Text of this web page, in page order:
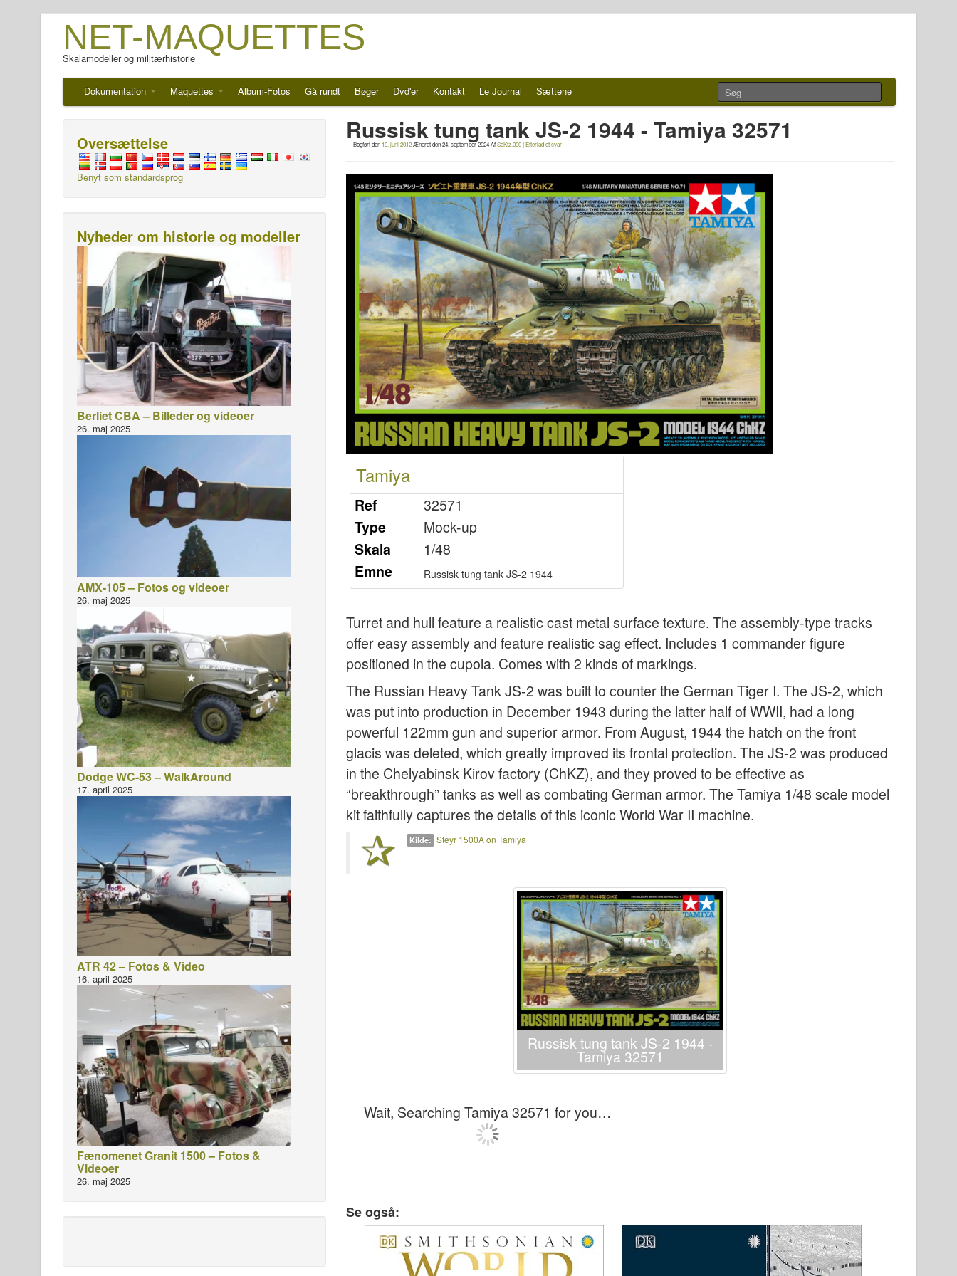
NET-MAQUETTES
Skalamodeller og militærhistorie
Dokumentation Maquettes Album-Fotos Gå rundt Bøger Dvd'er Kontakt Le Journal Sættene
Russisk tung tank JS-2 1944 - Tamiya 32571
Bogført den 10. juni 2012Ændret den24. september 2024AfSdKfz.000|Efterlad et svar
Tamiya
Ref
32571
Type
Mock-up
Skala
1/48
Emne
Russisk tung tank JS-2 1944
Turret and hull feature a realistic cast metal surface texture. The assembly-type tracks
offer easy assembly and feature realistic sag effect. Includes 1 commander figure
positioned in the cupola. Comes with 2 kinds of markings.
The Russian Heavy Tank JS-2 was built to counter the German Tiger I. The JS-2, which
was put into production in December 1943 during the latter half of WWII, had a long
powerful 122mm gun and superior armor. From August, 1944 the hatch on the front
glacis was deleted, which greatly improved its frontal protection. The JS-2 was produced
in the Chelyabinsk Kirov factory (ChKZ), and they proved to be effective as
“breakthrough” tanks as well as combating German armor. The Tamiya 1/48 scale model
kit faithfully captures the details of this iconic World War II machine.
Kilde: Steyr 1500A on Tamiya
Russisk tung tank JS-2 1944 -
Tamiya 32571
Wait, Searching Tamiya 32571 for you…
Se også:
Oversættelse
Benyt som standardsprog
Nyheder om historie og modeller
Berliet CBA – Billeder og videoer
26. maj 2025
AMX-105 – Fotos og videoer
26. maj 2025
Dodge WC-53 – WalkAround
17. april 2025
ATR 42 – Fotos & Video
16. april 2025
Fænomenet Granit 1500 – Fotos &
Videoer
26. maj 2025